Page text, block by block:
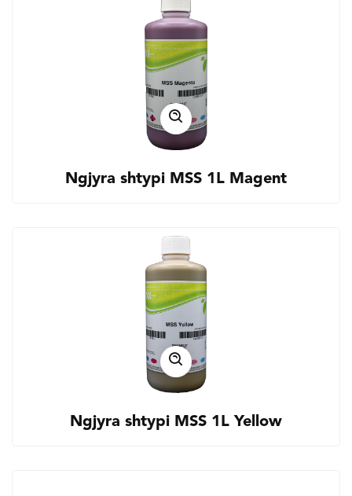
Ngjyra shtypi MSS 1L Magent
Ngjyra shtypi MSS 1L Yellow